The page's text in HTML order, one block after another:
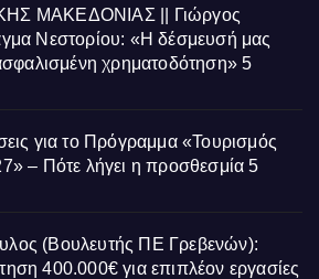
ΜΑΚΕΔΟΝΙΑΣ || Γιώργος
Νεστορίου: «Η δέσμευσή μας
χρηματοδότηση» 5
για το Πρόγραμμα «Τουρισμός
– Πότε λήγει η προσθεσμία 5
(Βουλευτής ΠΕ Γρεβενών):
400.000€ για επιπλέον εργασίες